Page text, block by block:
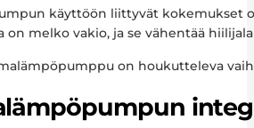
käyttöön liittyvät kokemukset
on melko vakio, ja se vähentää
on houkutteleva